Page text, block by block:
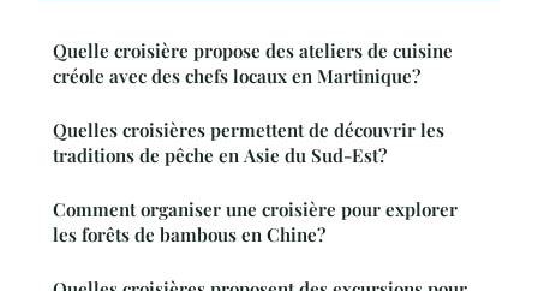
Quelle croisière propose des ateliers de cuisine
créole avec des chefs locaux en Martinique?
Quelles croisières permettent de découvrir les
traditions de pêche en Asie du Sud-Est?
Comment organiser une croisière pour explorer
les forêts de bambous en Chine?